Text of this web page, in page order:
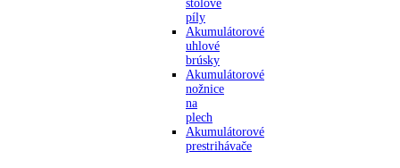
stolové
píly
Akumulátorové
uhlové
brúsky
Akumulátorové
nožnice
na
plech
Akumulátorové
prestrihávače